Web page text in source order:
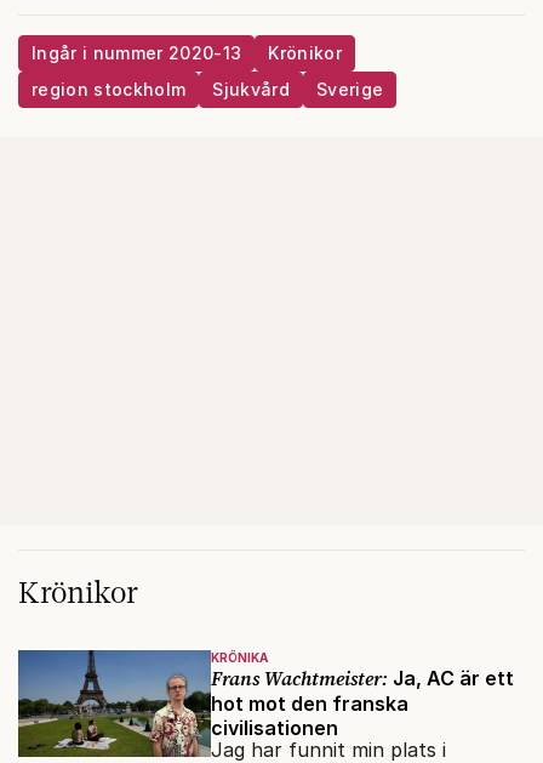
Ingår i nummer 2020-13
Krönikor
region stockholm
Sjukvård Sverige
Krönikor
KRÖNIKA
Frans Wachtmeister: Ja, AC är ett
hot mot den franska
civilisationen
Jag har funnit min plats i